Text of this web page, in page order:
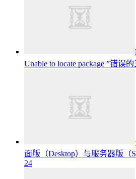
Unable to locate package ”错误
面版（Desktop）与服务器版（
24